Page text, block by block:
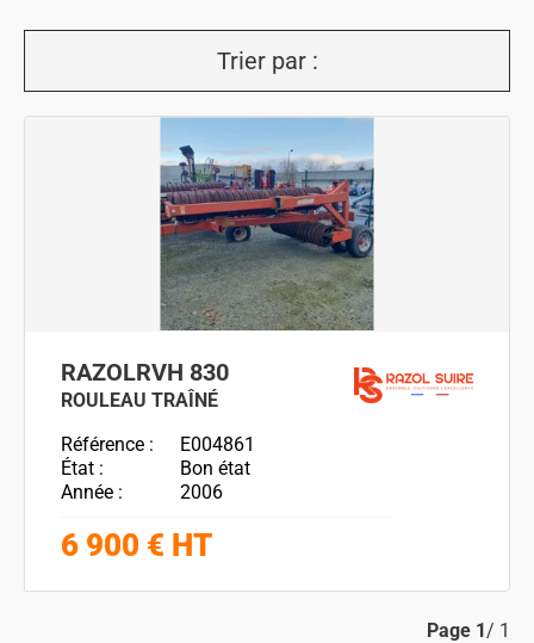
Trier par :
ROULEAU TRAÎNÉ
RAZOLRVH 830
Référence
E004861
État
Bon état
Année
2006
6 900 € HT
Page 1/ 1